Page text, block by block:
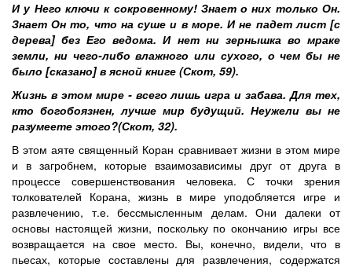
И у Него ключи к сокровенному! Знает о них только Он.
Знает Он то, что на суше и в море. И не падет лист [с
дерева] без Его ведома. И нет ни зернышка во мраке
земли, ни чего-либо влажного или сухого, о чем бы не
было [сказано] в ясной книге (Скот, 59).
Жизнь в этом мире - всего лишь игра и забава. Для тех,
кто богобоязнен, лучше мир будущий. Неужели вы не
разумеете этого?(Скот, 32).
В этом аяте священный Коран сравнивает жизни в этом мире
и в загробнем, которые взаимозависимы друг от друга в
процессе совершенствования человека. С точки зрения
толкователей Корана, жизнь в мире уподобляется игре и
развлечению, т.е. бессмысленным делам. Они далеки от
основы настоящей жизни, поскольку по окончанию игры все
возвращается на свое место. Вы, конечно, видели, что в
пьесах, которые составлены для развлечения, содержатся